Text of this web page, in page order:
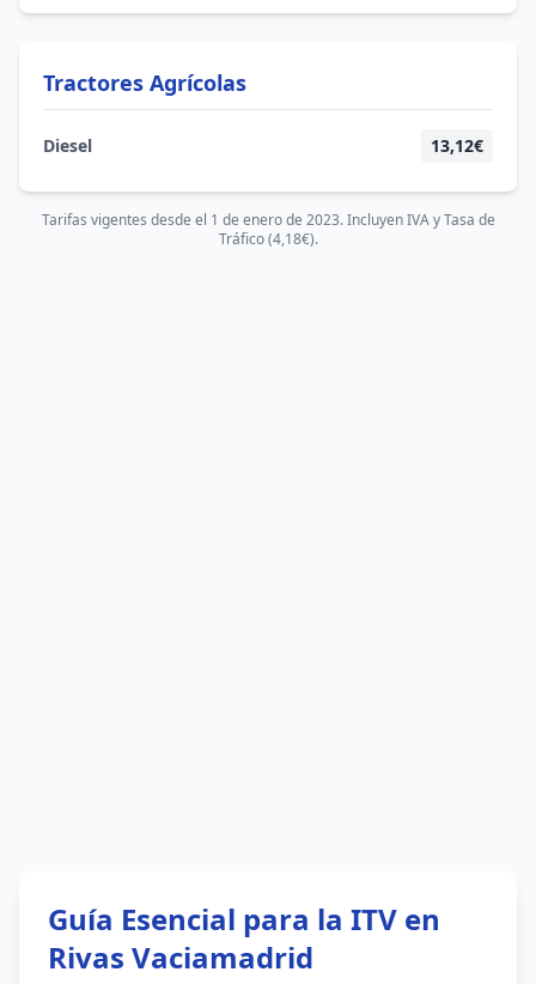
Tractores Agrícolas
Diesel 13,12€
Tarifas vigentes desde el 1 de enero de 2023. Incluyen IVA y Tasa de
Tráfico (4,18€).
Guía Esencial para la ITV en
Rivas Vaciamadrid